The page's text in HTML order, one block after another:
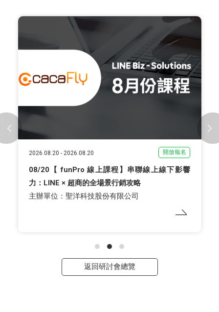
2026.08.20 - 2026.08.20 開放報名
08/20【 funPro 線上課程】串聯線上線下影響
力：LINE × 超商的全場景行銷攻略
主辦單位：聖洋科技股份有限公司
返回研討會總覽